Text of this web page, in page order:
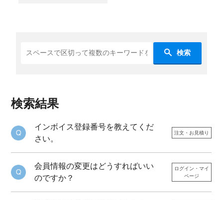
検索
検索結果
インボイス登録番号を教えてくだ
さい。
注文・お見積り
会員情報の変更はどうすればいい
のですか？
ログイン・マイ
ページ